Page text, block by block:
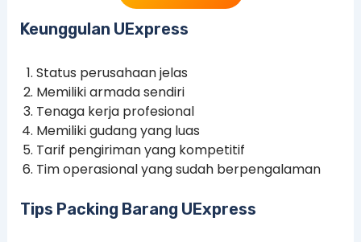
Keunggulan UExpress
Status perusahaan jelas
Memiliki armada sendiri
Tenaga kerja profesional
Memiliki gudang yang luas
Tarif pengiriman yang kompetitif
Tim operasional yang sudah berpengalaman
Tips Packing Barang UExpress